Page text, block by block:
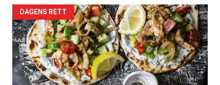
Forsiden
akkurat
nå
-
DAGENS RETT